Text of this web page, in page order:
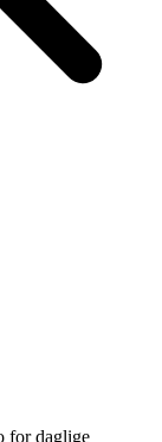
for daglige